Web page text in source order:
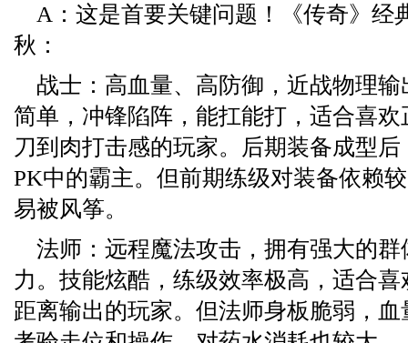
A：这是首要关键问题！《传奇》经
秋：
战士：高血量、高防御，近战物理
简单，冲锋陷阵，能扛能打，适合喜
刀到肉打击感的玩家。后期装备成型
PK中的霸主。但前期练级对装备依赖
易被风筝。
法师：远程魔法攻击，拥有强大的
力。技能炫酷，练级效率极高，适合
距离输出的玩家。但法师身板脆弱，